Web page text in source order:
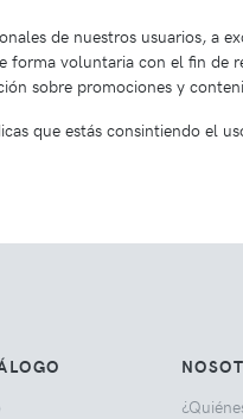
de nuestros usuarios, a
forma voluntaria con el fin de
sobre promociones y
que estás consintiendo el